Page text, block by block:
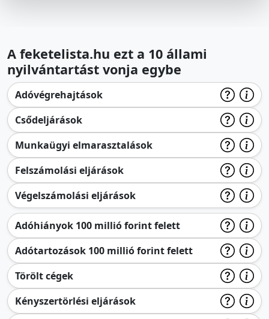
A feketelista.hu ezt a 10 állami
nyilvántartást vonja egybe
Adóvégrehajtások
Csődeljárások
Munkaügyi elmarasztalások
Felszámolási eljárások
Végelszámolási eljárások
Adóhiányok 100 millió forint felett
Adótartozások 100 millió forint felett
Törölt cégek
Kényszertörlési eljárások